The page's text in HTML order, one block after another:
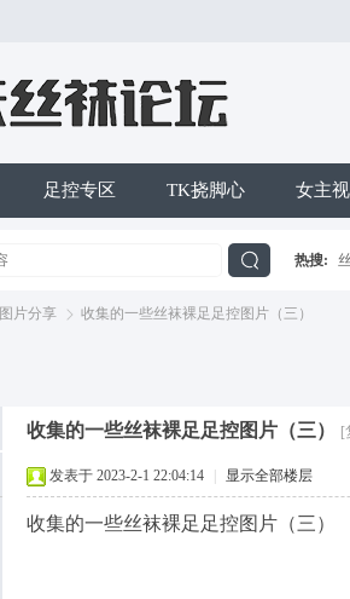
足控专区 TK挠脚心 女主
热搜:
图片分享 收集的一些丝袜裸足足控图片（三）
收集的一些丝袜裸足足控图片（三） [
发表于 2023-2-1 22:04:14 显示全部楼层
收集的一些丝袜裸足足控图片（三）